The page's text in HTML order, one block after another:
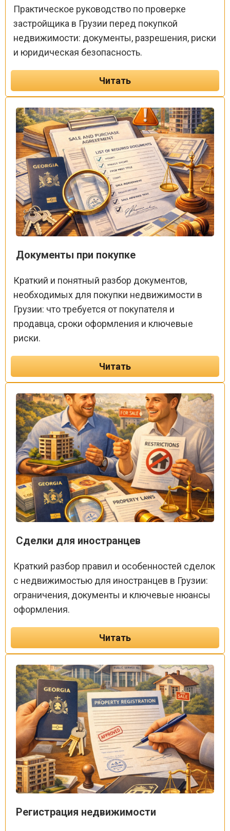
Практическое руководство по проверке
застройщика в Грузии перед покупкой
недвижимости: документы, разрешения, риски
и юридическая безопасность.
Читать
Документы при покупке
Краткий и понятный разбор документов,
необходимых для покупки недвижимости в
Грузии: что требуется от покупателя и
продавца, сроки оформления и ключевые
риски.
Читать
Сделки для иностранцев
Краткий разбор правил и особенностей сделок
с недвижимостью для иностранцев в Грузии:
ограничения, документы и ключевые нюансы
оформления.
Читать
Регистрация недвижимости